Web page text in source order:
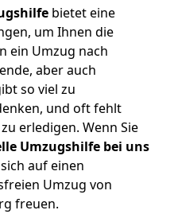
bietet eine
um Ihnen die
ein Umzug nach
aber auch
so viel zu
und oft fehlt
erledigen. Wenn Sie
Umzugshilfe bei uns
auf einen
Umzug von
freuen.